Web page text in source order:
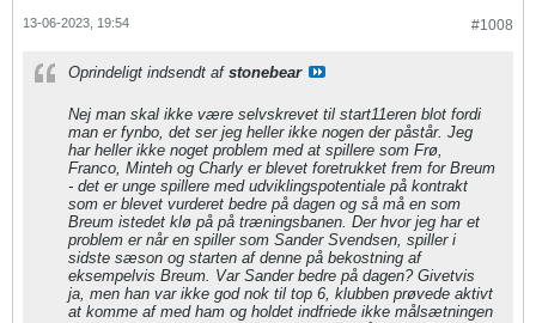
#1008
13-06-2023, 19:54
Oprindeligt indsendt af stonebear
Nej man skal ikke være selvskrevet til start11eren blot fordi
man er fynbo, det ser jeg heller ikke nogen der påstår. Jeg
har heller ikke noget problem med at spillere som Frø,
Franco, Minteh og Charly er blevet foretrukket frem for Breum
- det er unge spillere med udviklingspotentiale på kontrakt
som er blevet vurderet bedre på dagen og så må en som
Breum istedet klø på på træningsbanen. Der hvor jeg har et
problem er når en spiller som Sander Svendsen, spiller i
sidste sæson og starten af denne på bekostning af
eksempelvis Breum. Var Sander bedre på dagen? Givetvis
ja, men han var ikke god nok til top 6, klubben prøvede aktivt
at komme af med ham og holdet indfriede ikke målsætningen